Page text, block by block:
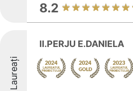
8.2
Laureați
II.PERJU E.DANIELA